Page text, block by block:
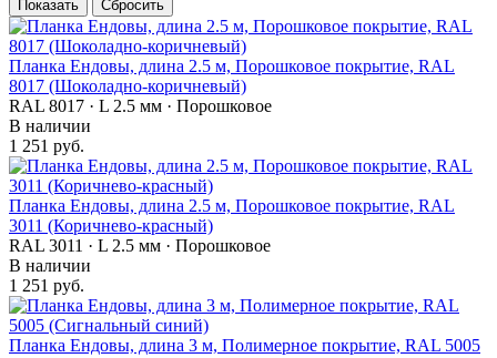
Планка Ендовы, длина 2.5 м, Порошковое покрытие, RAL
8017 (Шоколадно-коричневый)
RAL 8017 · L 2.5 мм · Порошковое
В наличии
1 251 руб.
Планка Ендовы, длина 2.5 м, Порошковое покрытие, RAL
3011 (Коричнево-красный)
RAL 3011 · L 2.5 мм · Порошковое
В наличии
1 251 руб.
Планка Ендовы, длина 3 м, Полимерное покрытие, RAL 5005